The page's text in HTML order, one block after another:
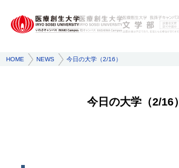
HOME NEWS 今日の大学（2/16）
今日の大学（2/16）